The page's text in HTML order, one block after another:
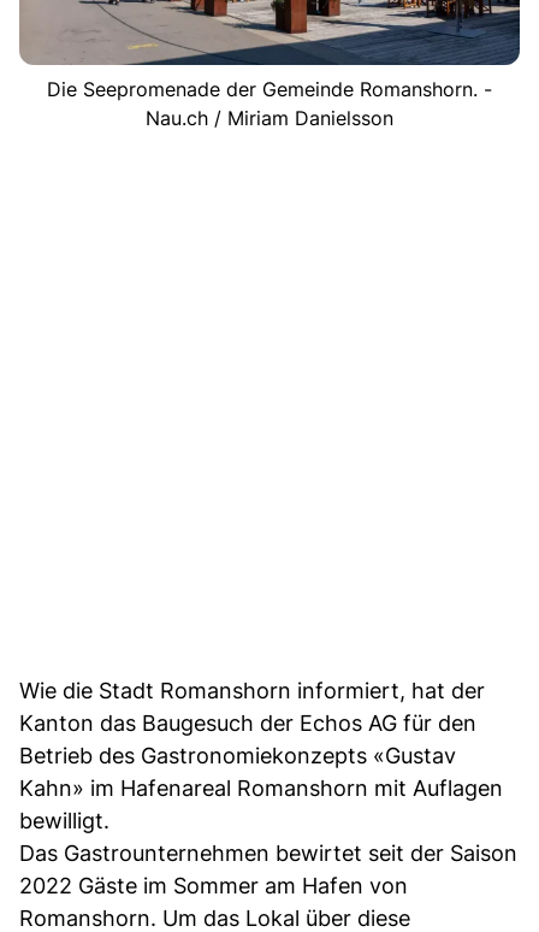
Die Seepromenade der Gemeinde Romanshorn. -
Nau.ch / Miriam Danielsson
Wie die Stadt Romanshorn informiert, hat der
Kanton das Baugesuch der Echos AG für den
Betrieb des Gastronomiekonzepts «Gustav
Kahn» im Hafenareal Romanshorn mit Auflagen
bewilligt.
Das Gastrounternehmen bewirtet seit der Saison
2022 Gäste im Sommer am Hafen von
Romanshorn. Um das Lokal über diese